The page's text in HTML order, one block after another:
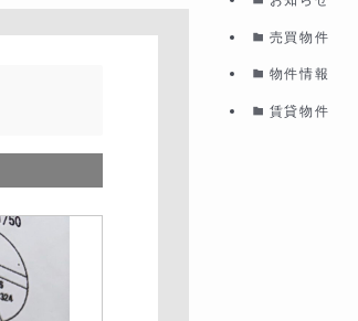
売買物件
物件情報
賃貸物件